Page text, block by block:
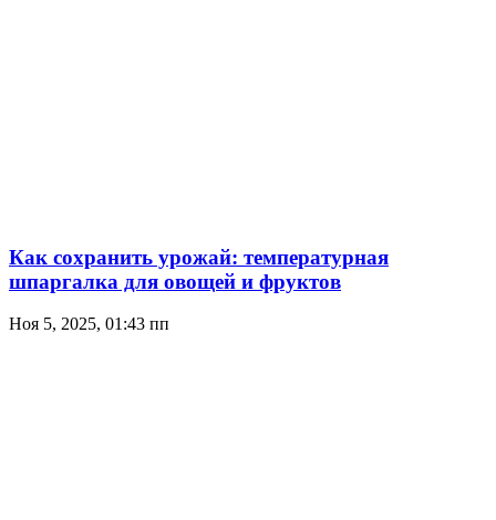
Как сохранить урожай: температурная
шпаргалка для овощей и фруктов
Ноя 5, 2025, 01:43 пп